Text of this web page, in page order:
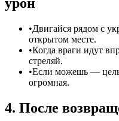
•Двигайся рядом с
открытом месте.
•Когда враги идут
стреляй.
•Если можешь —
огромная.
4. После